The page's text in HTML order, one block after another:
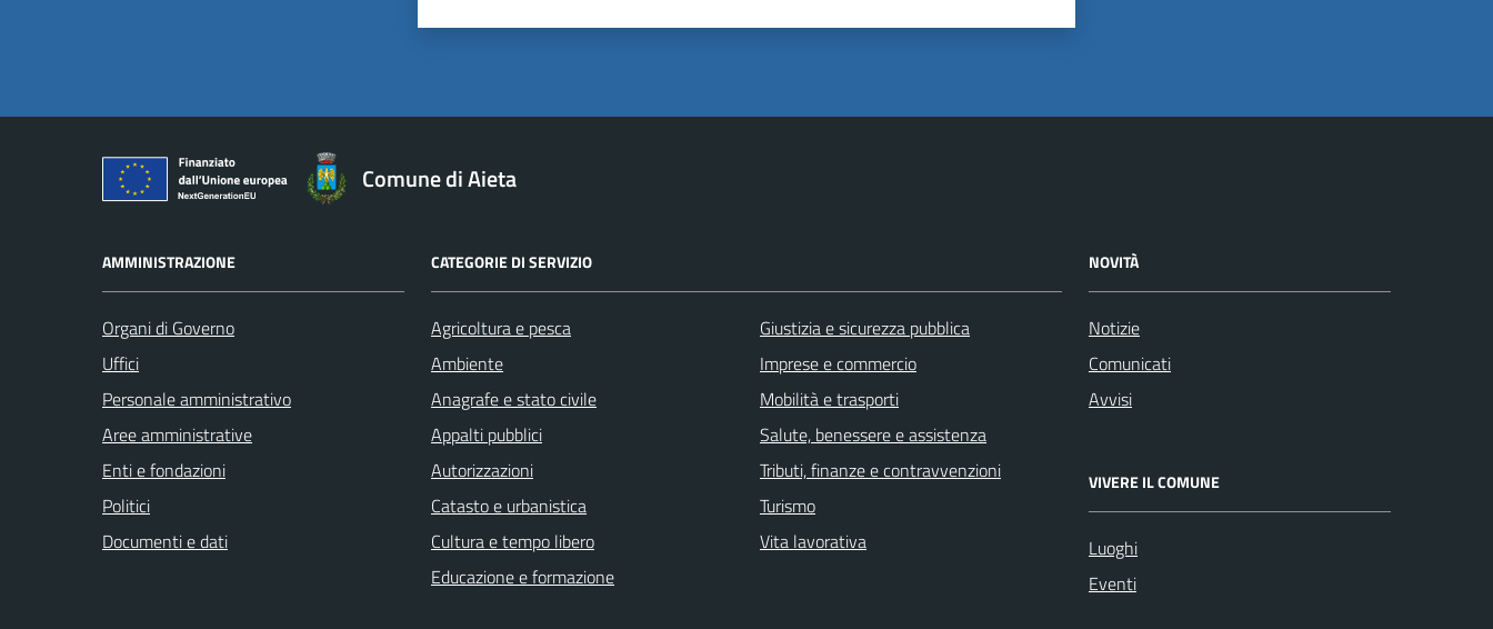
Comune di Aieta
AMMINISTRAZIONE
Organi di Governo
Uffici
Personale amministrativo
Aree amministrative
Enti e fondazioni
Politici
Documenti e dati
CATEGORIE DI SERVIZIO
Agricoltura e pesca
Ambiente
Anagrafe e stato civile
Appalti pubblici
Autorizzazioni
Catasto e urbanistica
Cultura e tempo libero
Educazione e formazione
Giustizia e sicurezza pubblica
Imprese e commercio
Mobilità e trasporti
Salute, benessere e assistenza
Tributi, finanze e contravvenzioni
Turismo
Vita lavorativa
NOVITÀ
Notizie
Comunicati
Avvisi
VIVERE IL COMUNE
Luoghi
Eventi